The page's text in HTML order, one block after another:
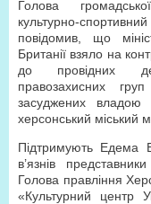
Голова
культурно-
повідомив, що
Британії взяло на
до провідних
правозахисних
засуджених владою
херсонський міський
Підтримують Едема
в’язнів
Голова правління
«Культурний центр